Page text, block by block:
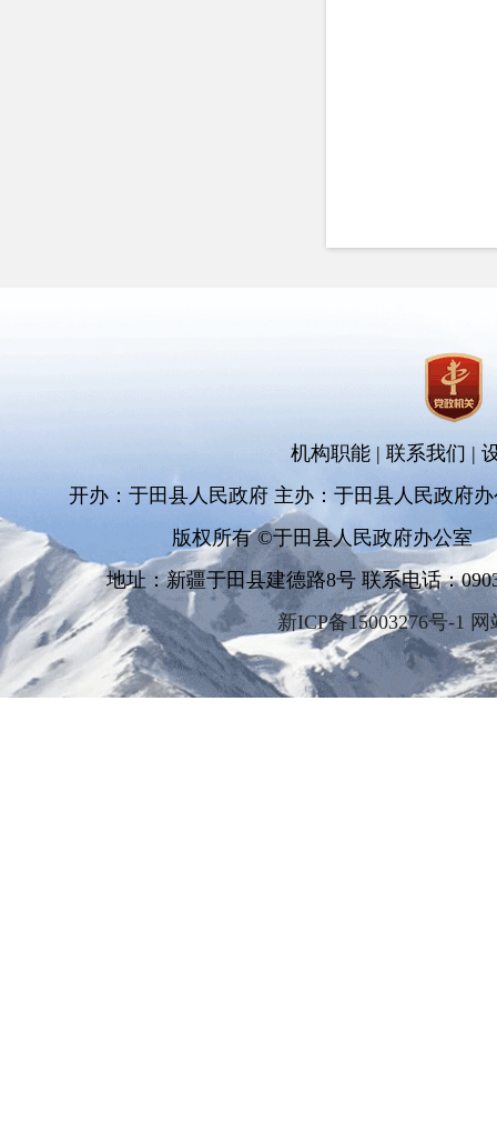
机构职能 | 联系我们 |
开办：于田县人民政府 主办：于田县人民政府
版权所有 ©于田县人民政府办公室
地址：新疆于田县建德路8号 联系电话：
新ICP备15003276号-1